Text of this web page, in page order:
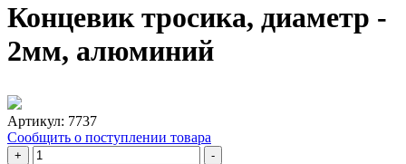
Концевик тросика, диаметр -
2мм, алюминий
Артикул: 7737
Сообщить о поступлении товара
+ -